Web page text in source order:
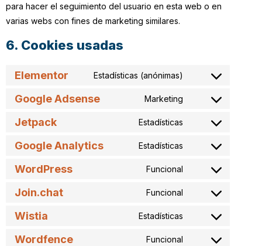
para hacer el seguimiento del usuario en esta web o en
varias webs con fines de marketing similares.
6. Cookies usadas
Elementor Estadísticas (anónimas)
Google Adsense Marketing
Jetpack Estadísticas
Google Analytics Estadísticas
WordPress Funcional
Join.chat Funcional
Wistia Estadísticas
Wordfence Funcional